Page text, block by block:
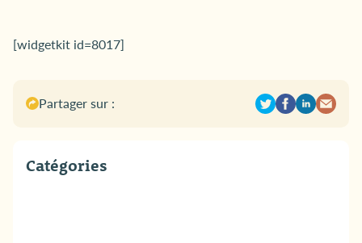
[widgetkit id=8017]
Partager sur :
Catégories